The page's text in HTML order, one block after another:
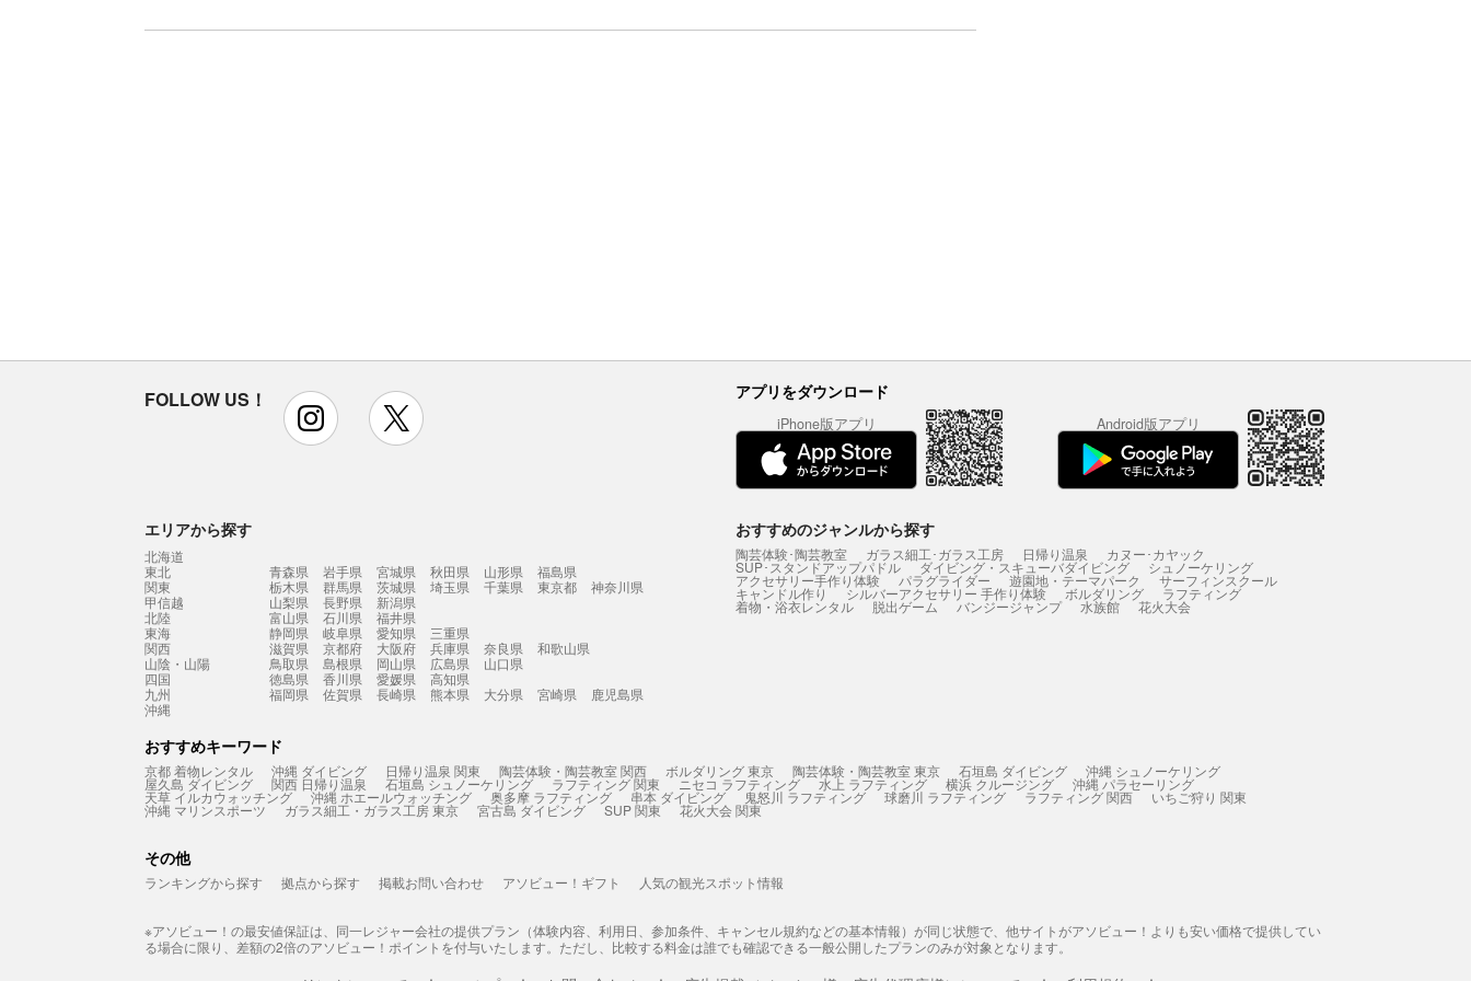
FOLLOW US！ instagram アプリをダウンロード
iPhone版アプリ Android版アプリ
エリアから探す
北海道
東北
青森県 岩手県 宮城県 秋田県 山形県
福島県
関東
栃木県 群馬県 茨城県 埼玉県 千葉県 東京都
神奈川県
甲信越
山梨県 長野県
新潟県
北陸
富山県 石川県
福井県
東海
静岡県 岐阜県 愛知県
三重県
関西
滋賀県 京都府 大阪府 兵庫県 奈良県
和歌山県
山陰・山陽
鳥取県 島根県 岡山県 広島県
山口県
四国
徳島県 香川県 愛媛県
高知県
九州
福岡県 佐賀県 長崎県 熊本県 大分県 宮崎県
鹿児島県
沖縄
おすすめのジャンルから探す
陶芸体験･陶芸教室 ガラス細工･ガラス工房 日帰り温泉 カヌー･カヤック
SUP･スタンドアップパドル ダイビング・スキューバダイビング シュノーケリング
アクセサリー手作り体験 パラグライダー 遊園地・テーマパーク サーフィンスクール
キャンドル作り シルバーアクセサリー 手作り体験 ボルダリング ラフティング
着物・浴衣レンタル 脱出ゲーム バンジージャンプ 水族館 花火大会
おすすめキーワード
京都 着物レンタル 沖縄 ダイビング 日帰り温泉 関東 陶芸体験・陶芸教室 関西 ボルダリング 東京 陶芸体験・陶芸教室 東京 石垣島 ダイビング 沖縄 シュノーケリング
屋久島 ダイビング 関西 日帰り温泉 石垣島 シュノーケリング ラフティング 関東 ニセコ ラフティング 水上 ラフティング 横浜 クルージング 沖縄 パラセーリング
天草 イルカウォッチング 沖縄 ホエールウォッチング 奥多摩 ラフティング 串本 ダイビング 鬼怒川 ラフティング 球磨川 ラフティング ラフティング 関西 いちご狩り 関東
沖縄 マリンスポーツ ガラス細工・ガラス工房 東京 宮古島 ダイビング SUP 関東 花火大会 関東
その他
ランキングから探す 拠点から探す 掲載お問い合わせ アソビュー！ギフト 人気の観光スポット情報
※アソビュー！の最安値保証は、同一レジャー会社の提供プラン（体験内容、利用日、参加条件、キャンセル規約などの基本情報）が同じ状態で、他サイトがアソビュー！よりも安い価格で提供してい
る場合に限り、差額の2倍のアソビュー！ポイントを付与いたします。ただし、比較する料金は誰でも確認できる一般公開したプランのみが対象となります。